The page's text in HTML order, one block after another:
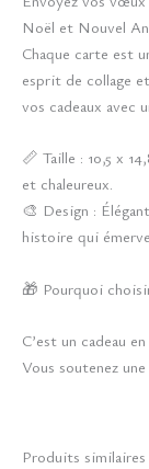
Noël et Nouvel
Chaque carte est
esprit de collage
vos cadeaux avec
📏 Taille : 10,5 x
et chaleureux.
🎨 Design :
histoire qui
🎁 Pourquoi
C’est un cadeau
Vous soutenez
Produits similaires